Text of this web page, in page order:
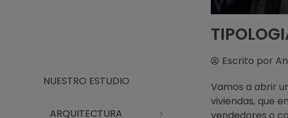
NUESTRO ESTUDIO
ARQUITECTURA
Escrito por
Vamos a abrir
viviendas, que